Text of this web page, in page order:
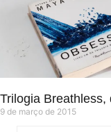
Trilogia
9 de março de 2015